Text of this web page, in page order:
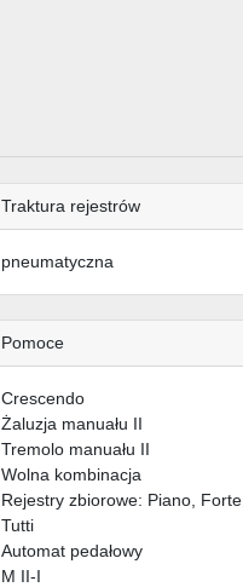
Traktura rejestrów
pneumatyczna
Pomoce
Crescendo
Żaluzja manuału II
Tremolo manuału II
Wolna kombinacja
Rejestry zbiorowe: Piano, Forte,
Tutti
Automat pedałowy
M II-I